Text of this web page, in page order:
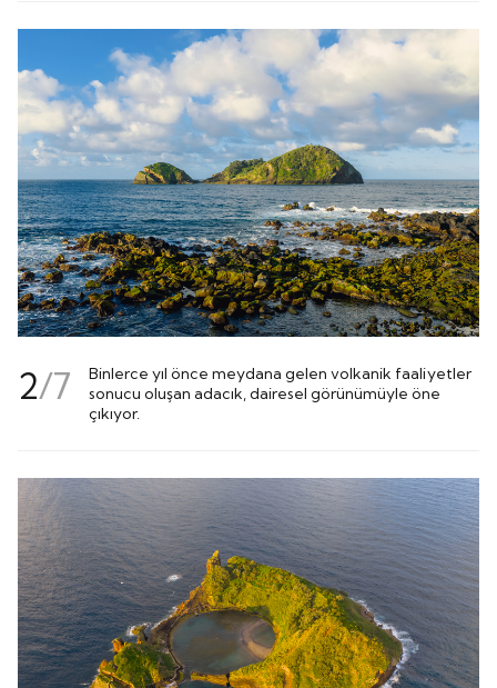
2/7
Binlerce yıl önce meydana gelen volkanik faaliyetler
sonucu oluşan adacık, dairesel görünümüyle öne
çıkıyor.